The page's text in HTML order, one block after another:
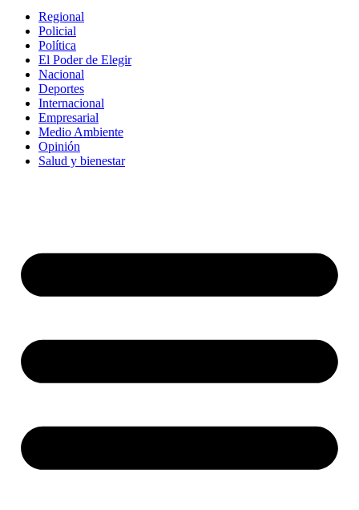
Regional
Policial
Política
El Poder de Elegir
Nacional
Deportes
Internacional
Empresarial
Medio Ambiente
Opinión
Salud y bienestar